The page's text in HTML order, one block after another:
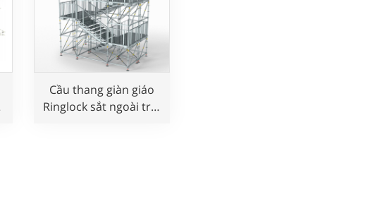
Cầu thang giàn giáo
Ringlock sắt ngoài trời